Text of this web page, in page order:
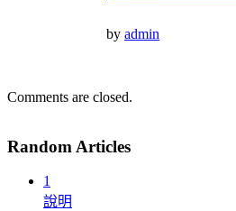
by admin
Comments are closed.
Random Articles
1
說明